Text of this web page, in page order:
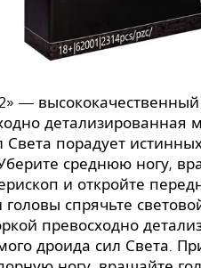
—
детализированная
порадует
среднюю ногу,
и откройте
спрячьте
превосходно
дроида сил Света.